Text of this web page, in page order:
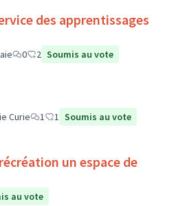
des apprentissages
0 2 Soumis au vote
Curie 1 1 Soumis au vote
un espace de
au vote